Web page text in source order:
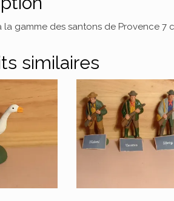
la gamme des santons de Provence 7
similaires